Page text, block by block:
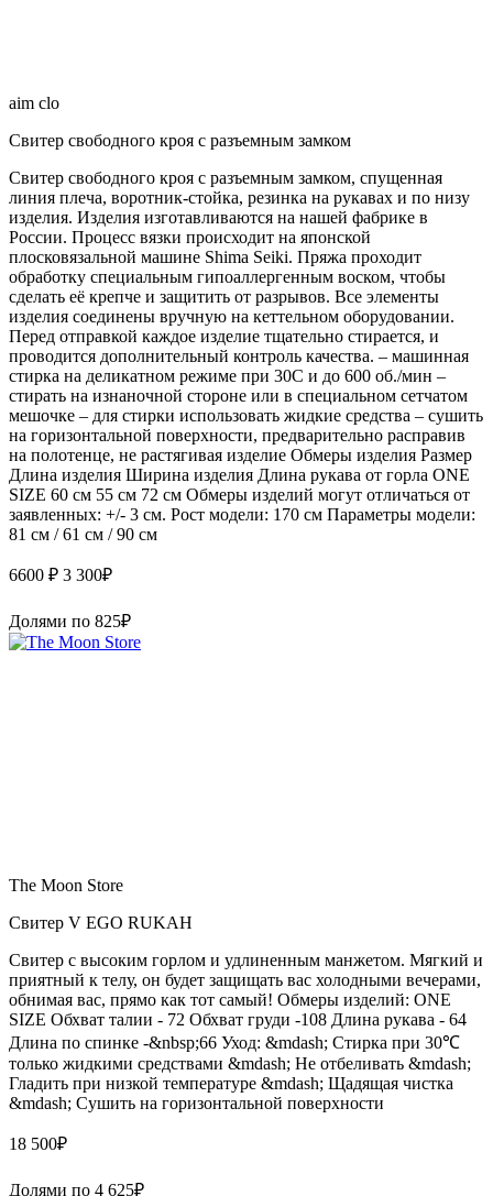
aim clo
Свитер свободного кроя с разъемным замком
Свитер свободного кроя с разъемным замком, спущенная
линия плеча, воротник-стойка, резинка на рукавах и по низу
изделия. Изделия изготавливаются на нашей фабрике в
России. Процесс вязки происходит на японской
плосковязальной машине Shima Seiki. Пряжа проходит
обработку специальным гипоаллергенным воском, чтобы
сделать её крепче и защитить от разрывов. Все элементы
изделия соединены вручную на кеттельном оборудовании.
Перед отправкой каждое изделие тщательно стирается, и
проводится дополнительный контроль качества. – машинная
стирка на деликатном режиме при 30С и до 600 об./мин –
стирать на изнаночной стороне или в специальном сетчатом
мешочке – для стирки использовать жидкие средства – сушить
на горизонтальной поверхности, предварительно расправив
на полотенце, не растягивая изделие Обмеры изделия Размер
Длина изделия Ширина изделия Длина рукава от горла ONE
SIZE 60 см 55 см 72 см Обмеры изделий могут отличаться от
заявленных: +/- 3 см. Рост модели: 170 см Параметры модели:
81 см / 61 см / 90 см
6600 ₽ 3 300₽
Долями по 825₽
The Moon Store
Свитер V EGO RUKAH
Свитер с высоким горлом и удлиненным манжетом. Мягкий и
приятный к телу, он будет защищать вас холодными вечерами,
обнимая вас, прямо как тот самый! Обмеры изделий: ONE
SIZE Обхват талии - 72 Обхват груди -108 Длина рукава - 64
Длина по спинке -&nbsp;66 Уход: &mdash; Стирка при 30℃
только жидкими средствами &mdash; Не отбеливать &mdash;
Гладить при низкой температуре &mdash; Щадящая чистка
&mdash; Сушить на горизонтальной поверхности
18 500₽
Долями по 4 625₽